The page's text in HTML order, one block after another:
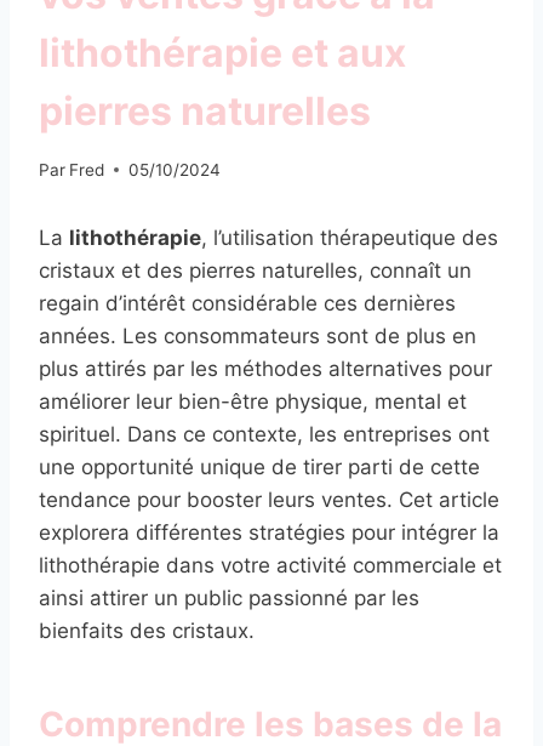
lithothérapie et aux
pierres naturelles
Par Fred 05/10/2024
La lithothérapie, l’utilisation thérapeutique des
cristaux et des pierres naturelles, connaît un
regain d’intérêt considérable ces dernières
années. Les consommateurs sont de plus en
plus attirés par les méthodes alternatives pour
améliorer leur bien-être physique, mental et
spirituel. Dans ce contexte, les entreprises ont
une opportunité unique de tirer parti de cette
tendance pour booster leurs ventes. Cet article
explorera différentes stratégies pour intégrer la
lithothérapie dans votre activité commerciale et
ainsi attirer un public passionné par les
bienfaits des cristaux.
Comprendre les bases de la